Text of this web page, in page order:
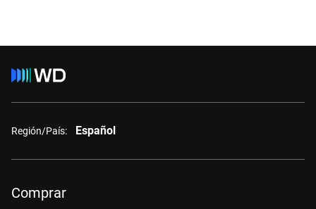
Región/País: Español
Comprar